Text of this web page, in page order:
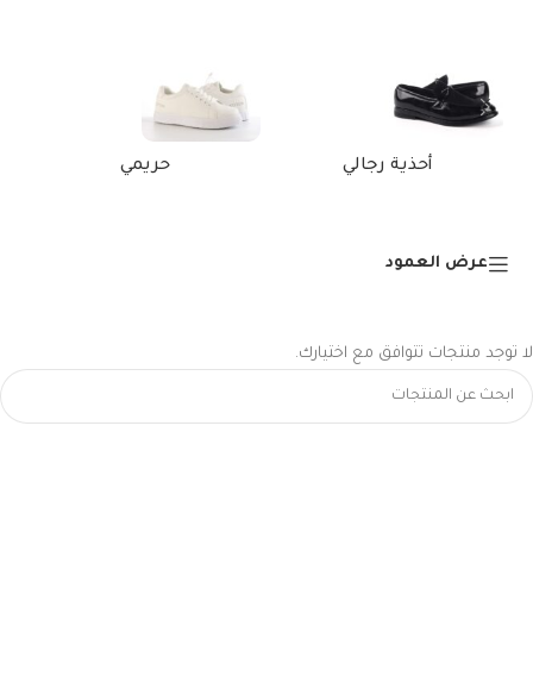
أحذية رجالي حريمي
عرض العمود
لا توجد منتجات تتوافق مع اختيارك.